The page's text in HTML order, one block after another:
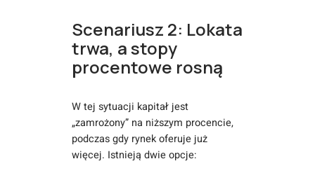
Scenariusz 2: Lokata
trwa, a stopy
procentowe rosną
W tej sytuacji kapitał jest
„zamrożony” na niższym procencie,
podczas gdy rynek oferuje już
więcej. Istnieją dwie opcje: